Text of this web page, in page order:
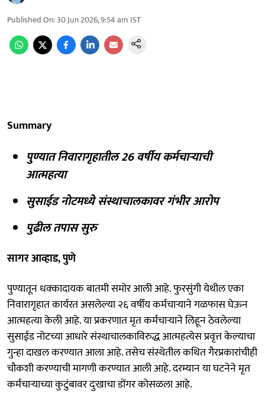
Published On:30 Jun 2026, 9:54 am IST
Summary
पुण्यात निवारागृहातील 26 वर्षीय कर्मचाऱ्याची
आत्महत्या
सुसाईड नोटमध्ये संस्थाचालकावर गंभीर आरोप
पुढील तपास सुरु
सागर आव्हाड, पुणे
पुण्यातून धक्कादायक बातमी समोर आली आहे. फुरसुंगी येथील एका
निवारागृहात कार्यरत असलेल्या २६ वर्षीय कर्मचाऱ्याने गळफास घेऊन
आत्महत्या केली आहे. या प्रकरणात मृत कर्मचाऱ्याने लिहून ठेवलेल्या
सुसाईड नोटच्या आधारे संस्थाचालकाविरुद्ध आत्महत्येस प्रवृत्त केल्याचा
गुन्हा दाखल करण्यात आला आहे. तसेच संस्थेतील कथित गैरप्रकारांचीही
चौकशी करण्याची मागणी करण्यात आली आहे. दरम्यान या घटनेने मृत
कर्मचाऱ्याच्या कुटुंबावर दुःखाचा डोंगर कोसळला आहे.